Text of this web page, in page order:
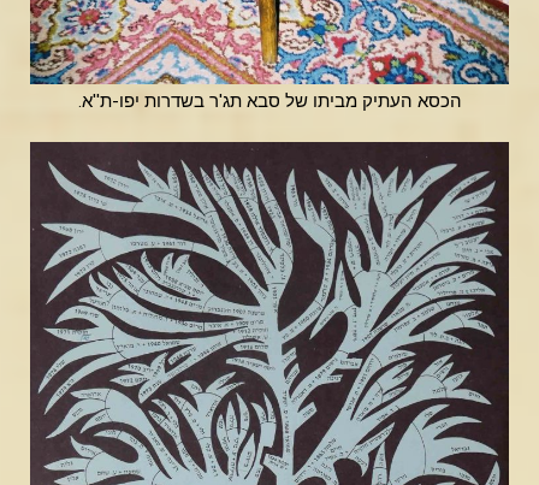
הכסא העתיק מביתו של סבא תג'ר בשדרות יפו-ת''א.